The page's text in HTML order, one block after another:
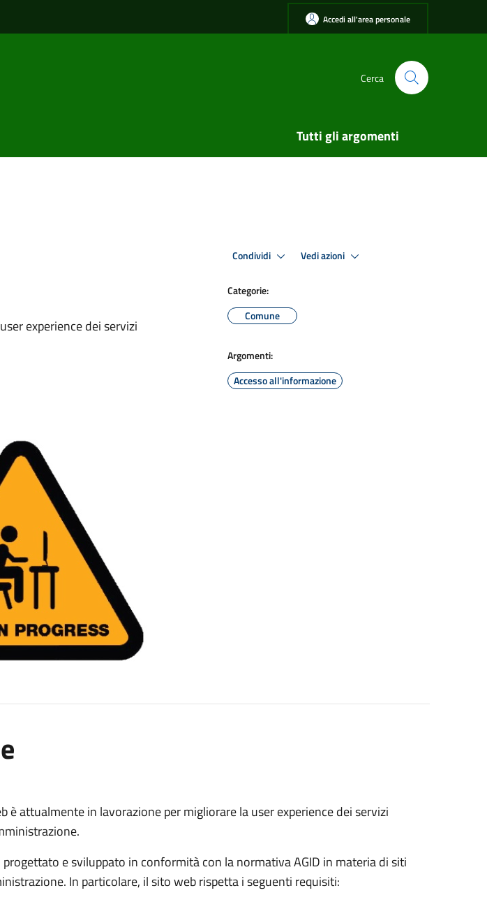
Accedi all'area personale
Cerca
Tutti gli argomenti
experience dei servizi
Condividi Vedi azioni
Categorie:
Comune
Argomenti:
Accesso all'informazione
è attualmente in lavorazione per migliorare la user experience dei servizi
e sviluppato in conformità con la normativa AGID in materia di siti
In particolare, il sito web rispetta i seguenti requisiti: